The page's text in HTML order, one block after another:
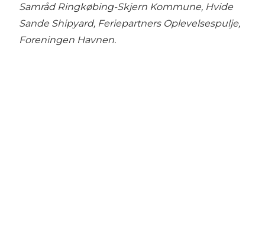
Samråd Ringkøbing-Skjern Kommune, Hvide
Sande Shipyard, Feriepartners Oplevelsespulje,
Foreningen Havnen.